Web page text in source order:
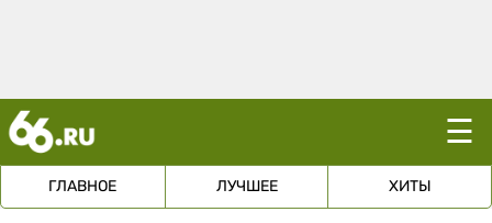
☰
ГЛАВНОЕ ЛУЧШЕЕ ХИТЫ